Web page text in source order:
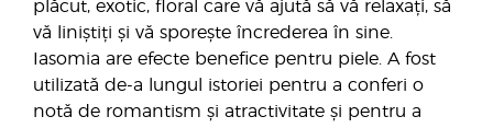
plăcut, exotic, floral care vă ajută să vă relaxați, să
vă liniștiți și vă sporește încrederea în sine.
Iasomia are efecte benefice pentru piele. A fost
utilizată de-a lungul istoriei pentru a conferi o
notă de romantism și atractivitate și pentru a